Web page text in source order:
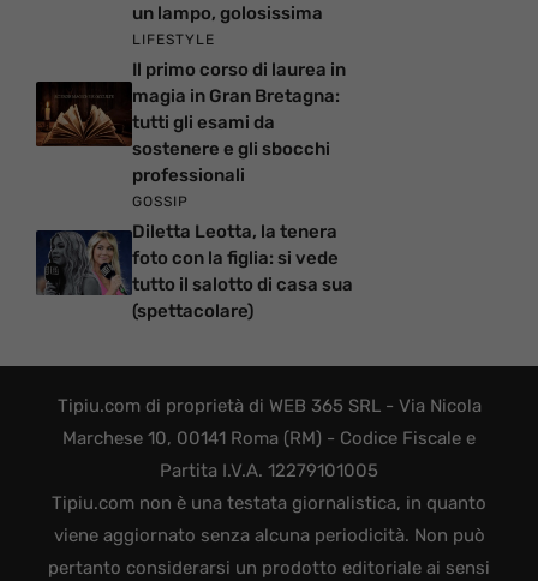
un lampo, golosissima
LIFESTYLE
Il primo corso di laurea in
magia in Gran Bretagna:
tutti gli esami da
sostenere e gli sbocchi
professionali
GOSSIP
Diletta Leotta, la tenera
foto con la figlia: si vede
tutto il salotto di casa sua
(spettacolare)
Tipiu.com di proprietà di WEB 365 SRL - Via Nicola
Marchese 10, 00141 Roma (RM) - Codice Fiscale e
Partita I.V.A. 12279101005
Tipiu.com non è una testata giornalistica, in quanto
viene aggiornato senza alcuna periodicità. Non può
pertanto considerarsi un prodotto editoriale ai sensi